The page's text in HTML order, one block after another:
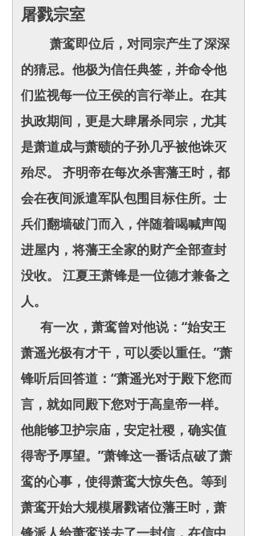
屠戮宗室
萧鸾即位后，对同宗产生了深深
的猜忌。他极为信任典签，并命令他
们监视每一位王侯的言行举止。在其
执政期间，更是大肆屠杀同宗，尤其
是萧道成与萧赜的子孙几乎被他诛灭
殆尽。 齐明帝在每次杀害藩王时，都
会在夜间派遣军队包围目标住所。士
兵们翻墙破门而入，伴随着喝喊声闯
进屋内，将藩王全家的财产全部查封
没收。 江夏王萧锋是一位德才兼备之
人。
有一次，萧鸾曾对他说：“始安王
萧遥光极有才干，可以委以重任。”萧
锋听后回答道：“萧遥光对于殿下您而
言，就如同殿下您对于高皇帝一样。
他能够卫护宗庙，安定社稷，确实值
得寄予厚望。”萧锋这一番话点破了萧
鸾的心事，使得萧鸾大惊失色。等到
萧鸾开始大规模屠戮诸位藩王时，萧